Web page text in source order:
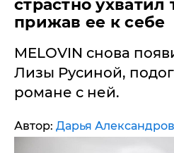
страстно
прижав ее к себе
MELOVIN снова
Лизы Русиной,
романе с ней.
Автор: Дарья